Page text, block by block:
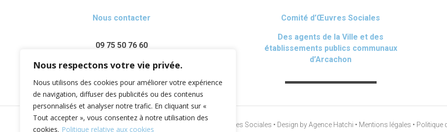
Nous respectons votre vie privée.
Nous utilisons des cookies pour améliorer votre expérience
de navigation, diffuser des publicités ou des contenus
personnalisés et analyser notre trafic. En cliquant sur «
Tout accepter », vous consentez à notre utilisation des
cookies. Politique relative aux cookies
Nous contacter
09 75 50 76 60
Comité d’Œuvres Sociales
Des agents de la Ville et des
établissements publics communaux
d’Arcachon
© 2023 Comité D’Œuvres Sociales • Design by Agence Hatchi • Mentions légales • Politique